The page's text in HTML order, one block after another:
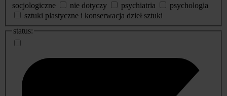
socjologiczne
nie dotyczy psychiatria
psychologia
sztuki plastyczne i konserwacja dzieł sztuki
status: